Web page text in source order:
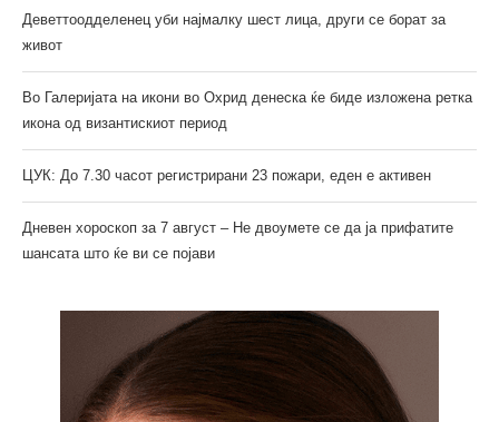
Деветтоодделенец уби најмалку шест лица, други се борат за
живот
Во Галеријата на икони во Охрид денеска ќе биде изложена ретка
икона од византискиот период
ЦУК: До 7.30 часот регистрирани 23 пожари, еден е активен
Дневен хороскоп за 7 август – Не двоумете се да ја прифатите
шансата што ќе ви се појави